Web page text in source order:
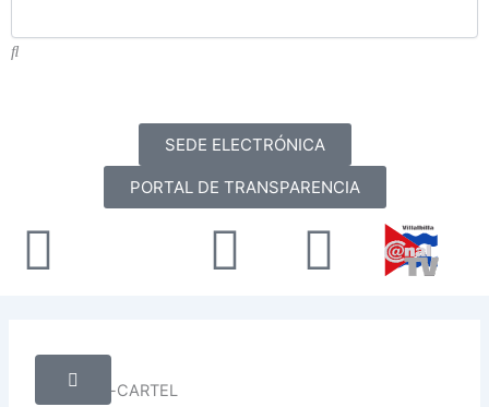
SEDE ELECTRÓNICA
PORTAL DE TRANSPARENCIA
FacebookYoutube